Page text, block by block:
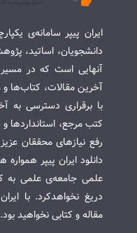
ایران پیپر سامانه‌ی
دانشجویان، اساتید،
آنهایی است که در
آخرین مقالات، کتاب‌ها
با برقراری دسترسی به
کتب مرجع، استانداردها
رفع نیازهای محققان
دانلود ایران پیپر
علمی جامعه‌ی علمی به
دریغ نخواهدکرد. با
مقاله و کتابی نخواهید بود.